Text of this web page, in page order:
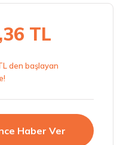
TL
den başlayan
Haber Ver